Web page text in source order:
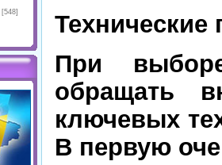
[548]
При
обращать
ключевых
В первую